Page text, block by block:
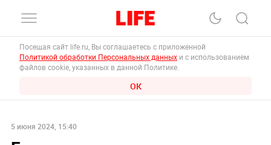
Посещая сайт life.ru, Вы соглашаетесь с приложенной
Политикой обработки Персональных данных и с использованием
файлов cookie, указанных в данной Политике.
ОК
5 июня 2024, 15:40